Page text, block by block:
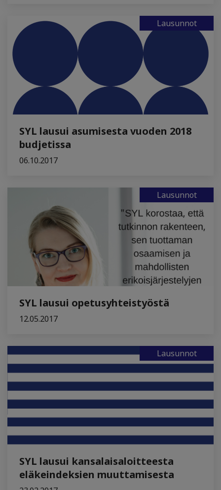
Lausunnot
SYL lausui asumisesta vuoden 2018
budjetissa
06.10.2017
Lausunnot
SYL lausui opetusyhteistyöstä
12.05.2017
Lausunnot
SYL lausui kansalaisaloitteesta
eläkeindeksien muuttamisesta